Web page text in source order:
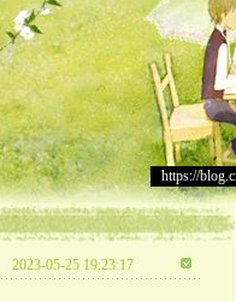
https://
2023-05-25 19:23:17